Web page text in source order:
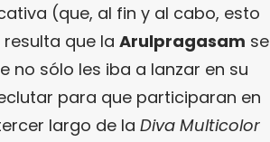
(que, al fin y al cabo, esto
resulta que la Arulpragasam se
no sólo les iba a lanzar en su
para que participaran en
largo de la Diva Multicolor